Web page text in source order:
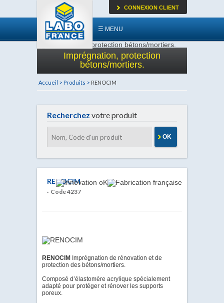
☰ MENU
CONNEXION CLIENT
Imprégnation, protection
bétons/mortiers.
Accueil > Produits > RENOCIM
Recherchez votre produit
OK
RENOCIM
· Code 4237
RENOCIM Imprégnation de rénovation et de
protection des bétons/mortiers.
Composé d’élastomère acrylique spécialement
adapté pour protéger et rénover les supports
poreux.